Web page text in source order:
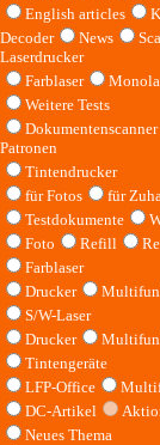
English articles
Decoder
News
Laserdrucker
Farblaser
Weitere Tests
Dokumentenscanner
Patronen
Tintendrucker
für Fotos
für
Testdokumente
Foto
Refill
Farblaser
Drucker
S/W-Laser
Drucker
Tintengeräte
LFP-Office
DC-Artikel
Neues Thema